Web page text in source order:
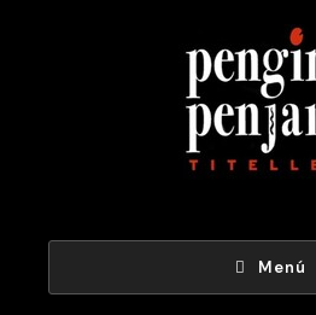
Menú